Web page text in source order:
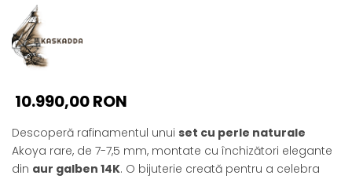
10.990,00 RON
Descoperă rafinamentul unui set cu perle naturale
Akoya rare, de 7-7,5 mm, montate cu închizători elegante
din aur galben 14K. O bijuterie creată pentru a celebra